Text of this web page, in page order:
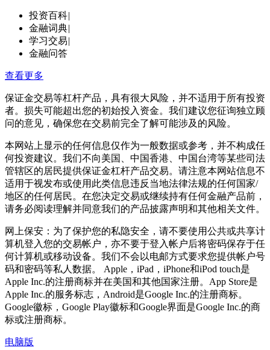
投资百科|
金融词典|
学习交易|
金融问答
查看更多
保证金交易等杠杆产品，具有很大风险，并不适用于所有投资
者。损失可能超出您的初始投入资金。我们建议您征询独立顾
问的意见，确保您在交易前完全了解可能涉及的风险。
本网站上显示的任何信息仅作为一般数据或参考，并不构成任
何投资建议。我们不向美国、中国香港、中国台湾等某些司法
管辖区的居民提供保证金杠杆产品交易。请注意本网站信息不
适用于视发布或使用此类信息违反当地法律法规的任何国家/
地区的任何居民。在您决定交易或继续持有任何金融产品前，
请务必阅读理解并同意我们的产品披露声明和其他相关文件。
网上保安：为了保护您的私隐安全，请不要使用公共或共享计
算机登入您的交易帐户，亦不要于登入帐户后将密码保存于任
何计算机或移动设备。我们不会以电邮方式要求您提供帐户号
码和密码等私人数据。 Apple，iPad，iPhone和iPod touch是
Apple Inc.的注册商标并在美国和其他国家注册。App Store是
Apple Inc.的服务标志，Android是Google Inc.的注册商标。
Google徽标，Google Play徽标和Google界面是Google Inc.的商
标或注册商标。
电脑版